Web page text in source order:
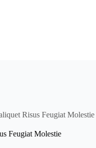
Risus Feugiat Molestie
Feugiat Molestie